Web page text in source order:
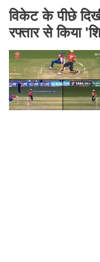
विकेट के पीछे
रफ्तार से किया